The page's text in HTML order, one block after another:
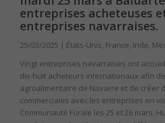
entreprises acheteuses
entreprises navarraises.
25/03/2025 | États-Unis, France, Inde,
Vingt entreprises navarraises ont
dix-huit acheteurs internationaux afin
agroalimentaire de Navarre et de créer
commerciales avec les entreprises en
Communauté Forale les 25 et 26 mars.